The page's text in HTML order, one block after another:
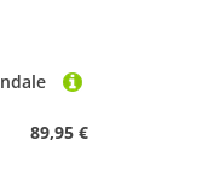
89,95 €